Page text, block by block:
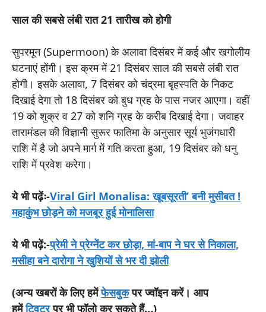
साल की सबसे लंबी रात 21 तारीख को होगी
सुपरमून (Supermoon) के अलावा दिसंबर में कई और खगोलीय
घटनाएं होंगी। इस क्रम में 21 दिसंबर साल की सबसे लंबी रात
होगी। इसके अलावा, 7 दिसंबर को चंद्रमा बृहस्पति के निकट
दिखाई देगा तो 18 दिसंबर को बुध ग्रह के पास नजर आएगा। वहीं
19 को शुक्र व 27 को शनि ग्रह के करीब दिखाई देगा। जवाहर
तारामंडल की विज्ञानी सुरूर फातिमा के अनुसार सूर्य भुजंगधारी
राशि में है जो अपने मार्ग में गति करता हुआ, 19 दिसंबर को धनु
राशि में प्रवेश करेगा।
ये भी पढ़ेंः-Viral Girl Monalisa: खूबसूरती’ बनी मुसीबत !
महाकुंभ छोड़ने को मजबूर हुई मोनालिसा
ये भी पढ़ें:-प्रेमी ने प्रेग्नेंट कर छोड़ा, मां-बाप ने घर से निकाला,
मसीहा बने दारोगा ने खुशियों से भर दी झोली
(अन्य खबरों के लिए हमेंफेसबुकपर ज्वॉइन करें। आप
हमेंट्विटरपर भी फॉलो कर सकते हैं…)